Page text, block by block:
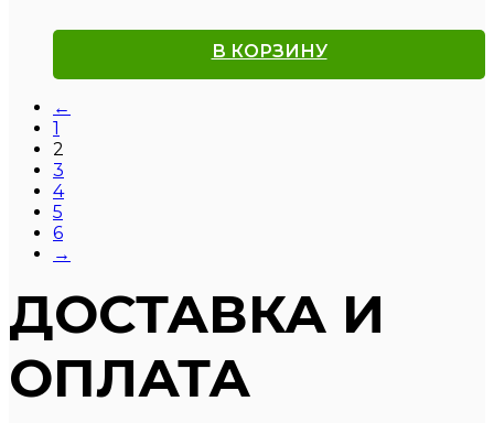
В КОРЗИНУ
←
1
2
3
4
5
6
→
ДОСТАВКА И
ОПЛАТА